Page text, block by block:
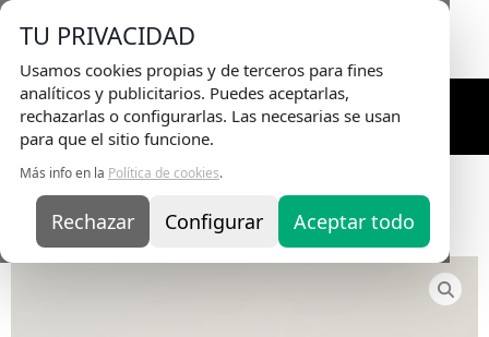
TU PRIVACIDAD
Usamos cookies propias y de terceros para fines
analíticos y publicitarios. Puedes aceptarlas,
rechazarlas o configurarlas. Las necesarias se usan
para que el sitio funcione.
Más info en la Política de cookies.
Rechazar Configurar Aceptar todo
Envio Gratisen pedidos superiores a 75€ |
Entrega en 24H
Inicio/Kits de Uñas Profesionales
Acrygel 50 ml. + Regalo a Elegir